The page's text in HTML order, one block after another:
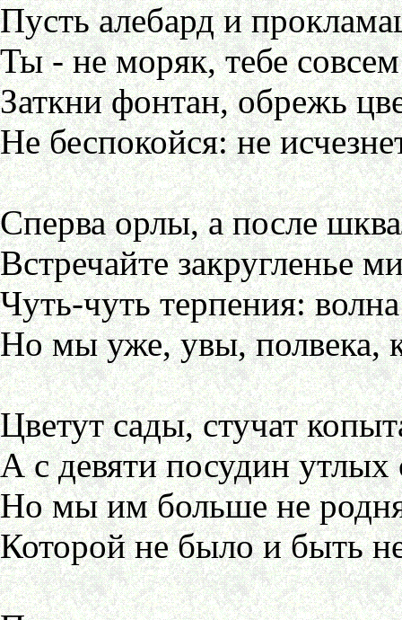
Пусть алебард и
Ты - не моряк, тебе
Заткни фонтан, обрежь
Не беспокойся: не
Сперва орлы, а после
Встречайте закругленье
Чуть-чуть терпения:
Но мы уже, увы, полвека,
Цветут сады, стучат
А с девяти посудин утлых
Но мы им больше не
Которой не было и быть